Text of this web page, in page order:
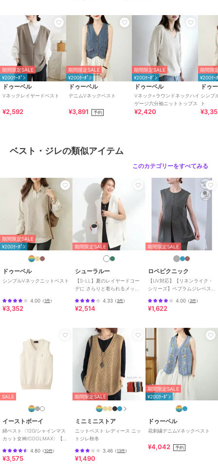
ショップ ドゥーベル
商品カテゴリ トップス ／ ベスト・ジレ
性別タイプ
レディース
トップス ／ベスト・ジレ
カラー
ベージュ、グレー、ブルー、ブラ
ック
サイズ S,M,L,LL
素材
アクリル50%・レーヨン25%・ナ
特徴
トップス
ニット素材/アクリ
ノースリーブ/ LL･13号以上あり
洗える / パーティー・結婚式・
二次会
/ セレモニー・入学式・卒
/ レギュラー丈(トップス)
ベスト・ジレ
ナイロン/ニット素材
アクリ
ル素材/レーヨン素材 無地/
ノースリーブ/
/洗える /パーティー・結婚式・
二次会/セレモニー・入学式・卒
業式 /レギュラー丈(トップス)
原産国 中国製
期間限定SALE
¥200ｸｰﾎﾟﾝ
ドゥーベル
Vネックレイヤードベスト
¥2,592
期間限定SALE
¥200ｸｰﾎﾟﾝ
ドゥーベル
デニムVネックベスト
¥3,891 予約
期間限定SALE
¥200ｸｰﾎﾟﾝ
ドゥーベル
Vネック×ラウンドネックハイ
ゲージ六分袖ニットトップス
¥2,420
期間限
¥200ｸｰ
ドゥ
シンプ
ト
ベスト・ジレの類似アイテム
このカテゴリーをすべてみる
期間限定SALE
¥200ｸｰﾎﾟﾝ
ドゥーベル
シンプルVネックニットベスト
4.00 （1件）
¥3,352
期間限定SALE
シューラルー
【S-LL】夏のレイヤードコー
デに さらりと着られるメッシ
4.33 （3件）
¥2,514
期間限定SALE
ロペピクニック
【UV対応】【リネンライク・
シリーズ】ペプラムジレベス
4.00（3件）
¥1,622
SALE
イーストボーイ
綿ベスト〈12G/シャインマス
カット女神/COOLMAX〉【ス
【学校】
4.80 （10件）
¥3,575
期間限定SALE
ミニミニストア
ニットベスト レディース ニッ
トジレ秋冬
3.46 （13件）
¥1,490
期間限定SALE
¥200ｸｰﾎﾟﾝ
ドゥーベル
花刺繍デニムVネックベスト
¥4,042 予約